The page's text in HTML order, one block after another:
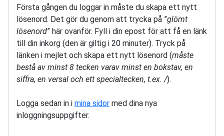
Första gången du loggar in måste du skapa ett nytt
lösenord. Det gör du genom att trycka på ”glömt
lösenord” här ovanför. Fyll i din epost för att få en länk
till din inkorg (den är giltig i 20 minuter). Tryck på
länken i mejlet och skapa ett nytt lösenord (måste
bestå av minst 8 tecken varav minst en bokstav, en
siffra, en versal och ett specialtecken, t.ex. /).
Logga sedan in i mina sidor med dina nya
inloggningsuppgifter.